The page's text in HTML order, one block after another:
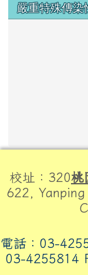
嚴重特殊傳染
校址：320桃
622,
電話：03-
03-4255814